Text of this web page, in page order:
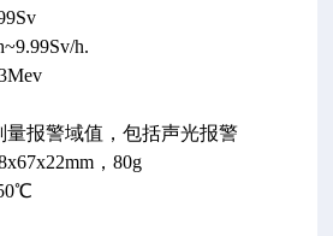
h.
量报警域值，包括声光报警
，80g